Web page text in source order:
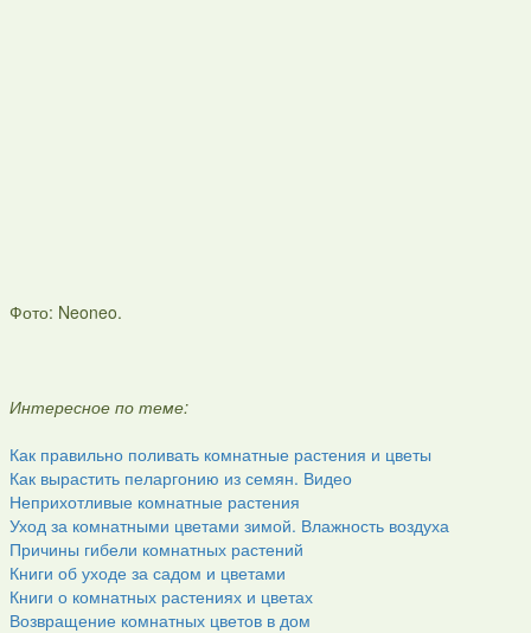
Фото: Neoneo.
Интересное по теме:
Как правильно поливать комнатные растения и цветы
Как вырастить пеларгонию из семян. Видео
Неприхотливые комнатные растения
Уход за комнатными цветами зимой. Влажность воздуха
Причины гибели комнатных растений
Книги об уходе за садом и цветами
Книги о комнатных растениях и цветах
Возвращение комнатных цветов в дом